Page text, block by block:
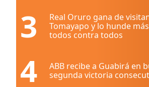
3
Real Oruro gana de
Tomayapo y lo hunde
todos contra todos
4
ABB recibe a Guabirá en
segunda victoria